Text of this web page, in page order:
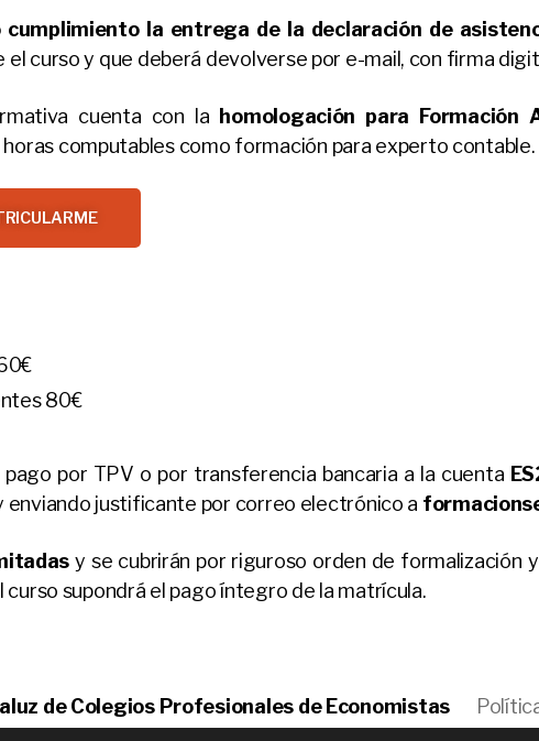
la entrega de la declaración de
curso y que deberá devolverse por e-mail, con firma
cuenta con la homologación para Formación
horas computables como formación para experto contable.
80€
pago por TPV o por transferencia bancaria a la cuenta
enviando justificante por correo electrónico a
y se cubrirán por riguroso orden de formalización
curso supondrá el pago íntegro de la matrícula.
de Colegios Profesionales de Economistas